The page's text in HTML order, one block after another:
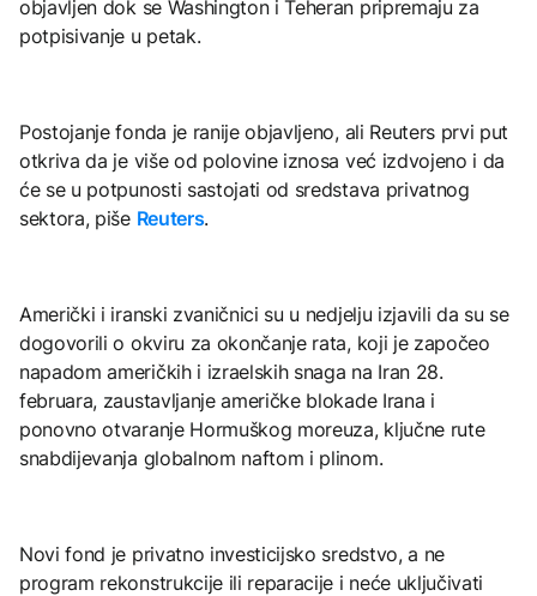
objavljen dok se Washington i Teheran pripremaju za
potpisivanje u petak.
Postojanje fonda je ranije objavljeno, ali Reuters prvi put
otkriva da je više od polovine iznosa već izdvojeno i da
će se u potpunosti sastojati od sredstava privatnog
sektora, piše Reuters.
Američki i iranski zvaničnici su u nedjelju izjavili da su se
dogovorili o okviru za okončanje rata, koji je započeo
napadom američkih i izraelskih snaga na Iran 28.
februara, zaustavljanje američke blokade Irana i
ponovno otvaranje Hormuškog moreuza, ključne rute
snabdijevanja globalnom naftom i plinom.
Novi fond je privatno investicijsko sredstvo, a ne
program rekonstrukcije ili reparacije i neće uključivati ​​